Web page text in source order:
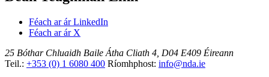
Féach ar ár LinkedIn
Féach ar ár X
25 Bóthar Chluaidh Baile Átha Cliath 4, D04 E409 Éireann
Teil.: +353 (0) 1 6080 400 Ríomhphost: info@nda.ie